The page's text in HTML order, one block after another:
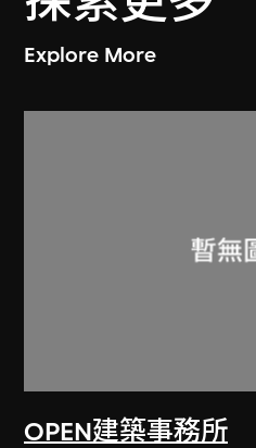
Explore More
OPEN建築事務所